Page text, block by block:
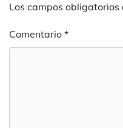
Los campos
Comentario *